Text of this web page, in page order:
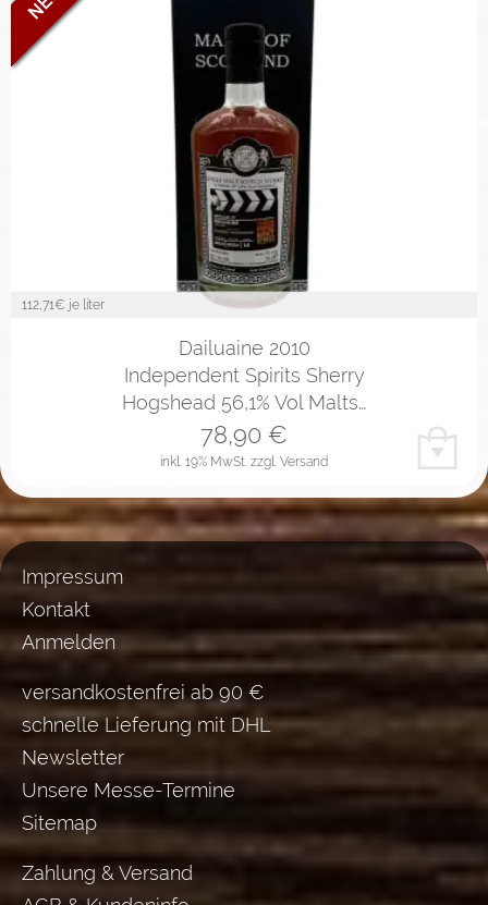
112,71€ je liter
Dailuaine 2010
Independent Spirits Sherry
Hogshead 56,1% Vol Malts…
inkl. 19% MwSt. zzgl. Versand
78,90 €
Impressum
Kontakt
Anmelden
versandkostenfrei ab 90 €
schnelle Lieferung mit DHL
Newsletter
Unsere Messe-Termine
Sitemap
Zahlung & Versand